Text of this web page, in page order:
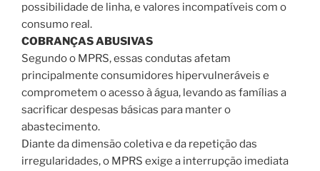
possibilidade de linha, e valores incompatíveis com o
consumo real.
COBRANÇAS ABUSIVAS
Segundo o MPRS, essas condutas afetam
principalmente consumidores hipervulneráveis ​​e
comprometem o acesso à água, levando as famílias a
sacrificar despesas básicas para manter o
abastecimento.
Diante da dimensão coletiva e da repetição das
irregularidades, o MPRS exige a interrupção imediata